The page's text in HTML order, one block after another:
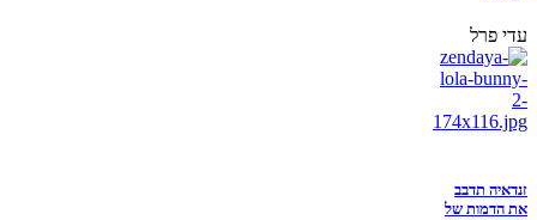
עדי פרל
זנדאיה תדבב
את הדמות של